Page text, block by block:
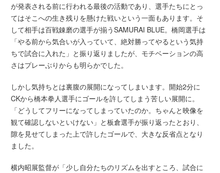
が発表される前に行われる最後の活動であり、選手たちにとっ
てはそこへの生き残りを懸けた戦いという一面もあります。そ
して相手は百戦錬磨の選手が揃うSAMURAI BLUE。橋岡選手は
「やる前から気合いが入っていて、絶対勝ってやるという気持
ちで試合に入れた」と振り返りましたが、モチベーションの高
さはプレーぶりからも明らかでした。
しかし気持ちとは裏腹の展開になってしまいます。開始2分に
CKから橋本拳人選手にゴールを許してしまう苦しい展開に。
「どうしてフリーになってしまっていたのか。ちゃんと映像を
観て確認しないといけない」と板倉選手が振り返ったとおり、
隙を見せてしまった上で許したゴールで、大きな反省点となり
ました。
横内昭展監督が「少し自分たちのリズムを出すところ、試合に